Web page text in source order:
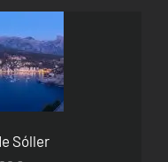
Sóller